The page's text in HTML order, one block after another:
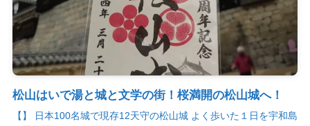
松山はいで湯と城と文学の街！桜満開の松山城へ！
【】 日本100名城で現存12天守の松山城 よく歩いた１日を宇和島